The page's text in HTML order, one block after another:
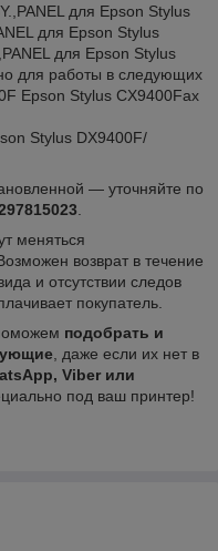
для Epson Stylus
для Epson Stylus
для Epson Stylus
для работы в следующих
Epson Stylus CX9400Fax
Stylus DX9400F/
— уточняйте по
меняться
возврат в течение
и отсутствии следов
покупатель.
подобрать и
, даже если их нет в
Viber или
под ваш принтер!